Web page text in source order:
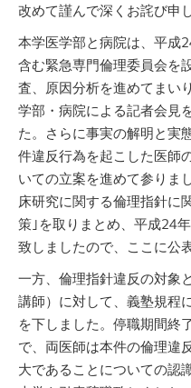
改めて謹んで深くお詫び申
本学医学部と病院は、平成
含む緊急専門倫理委員会を
査、原因分析を進めてまい
学部・病院による記者会見
た。さらに事実の解明と実
件違反行為を起こした医師
いての立案を進めて参りま
床研究に関する倫理指針に
策｣を取りまとめ、平成24
致しましたので、ここに公
一方、倫理指針違反の対象
講師）に対して、義塾規程
を下しました。停職期間終
で、両医師は本件の倫理違
大であることについての認